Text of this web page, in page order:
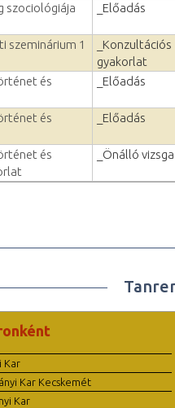
szociológiája _Előadás
szeminárium 1
_Konzultációs
gyakorlat
és
_Előadás
és
_Előadás
és
_Önálló vizsga
Kar
Kar Kecskemét
Kar